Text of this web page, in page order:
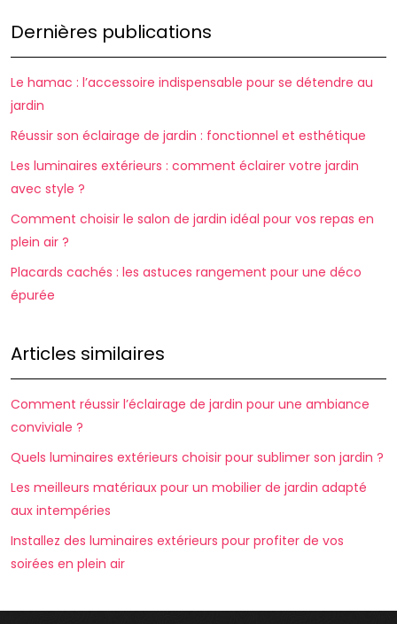
Dernières publications
Le hamac : l’accessoire indispensable pour se détendre au
jardin
Réussir son éclairage de jardin : fonctionnel et esthétique
Les luminaires extérieurs : comment éclairer votre jardin
avec style ?
Comment choisir le salon de jardin idéal pour vos repas en
plein air ?
Placards cachés : les astuces rangement pour une déco
épurée
Articles similaires
Comment réussir l’éclairage de jardin pour une ambiance
conviviale ?
Quels luminaires extérieurs choisir pour sublimer son jardin ?
Les meilleurs matériaux pour un mobilier de jardin adapté
aux intempéries
Installez des luminaires extérieurs pour profiter de vos
soirées en plein air